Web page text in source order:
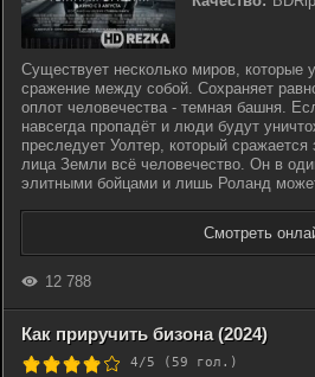
Существует несколько миров, которые
сражение между собой. Сохраняет
оплот человечества - темная башня.
навсегда пропадёт и люди будут
преследует Уолтер, который сражается
лица Земли всё человечество. Он в
элитными бойцами и лишь Роланд
Смотреть
12 788
Как приручить бизона (2024)
4/5 (59 гол.)